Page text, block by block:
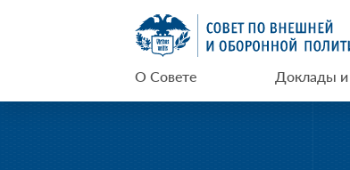
СВОП
О Совете Доклады